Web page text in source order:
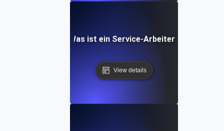
Was ist ein Service-Arbeiter?
View details